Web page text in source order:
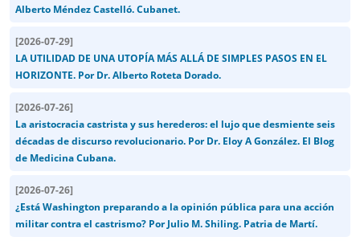
Alberto Méndez Castelló. Cubanet.
[2026-07-29]
LA UTILIDAD DE UNA UTOPÍA MÁS ALLÁ DE SIMPLES PASOS EN EL
HORIZONTE. Por Dr. Alberto Roteta Dorado.
[2026-07-26]
La aristocracia castrista y sus herederos: el lujo que desmiente seis
décadas de discurso revolucionario. Por Dr. Eloy A González. El Blog
de Medicina Cubana.
[2026-07-26]
¿Está Washington preparando a la opinión pública para una acción
militar contra el castrismo? Por Julio M. Shiling. Patria de Martí.